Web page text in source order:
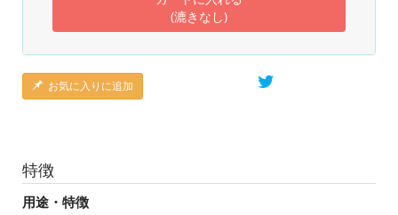
(漉きなし)
お気に入りに追加
特徴
用途・特徴